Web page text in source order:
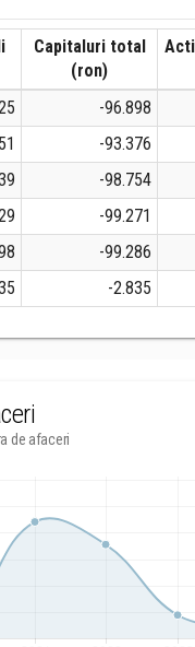
Capitaluri total
(ron)
-96.898
-93.376
-98.754
-99.271
-99.286
-2.835
de afaceri